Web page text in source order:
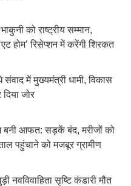
को राष्ट्रीय सम्मान,
होम’ रिसेप्शन में करेंगी शिरकत
में मुख्यमंत्री धामी, विकास
जोर
बनी आफत: सड़कें बंद, मरीजों को
पहुंचाने को मजबूर ग्रामीण
नवविवाहिता सृष्टि कंडारी मौत